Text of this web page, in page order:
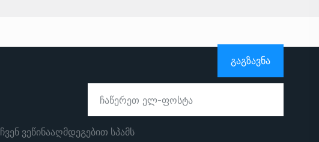
ᲒᲐᲒᲖᲐᲕᲜᲐ
ჩვენ ვეწინააღმდეგებით სპამს